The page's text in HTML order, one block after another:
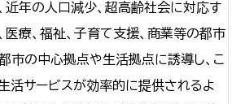
近年の人口減少、超高齢社会に対応す
医療、福祉、子育て支援、商業等の都市
市の中心拠点や生活拠点に誘導し、こ
活サービスが効率的に提供されるよ